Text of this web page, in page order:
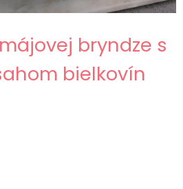
bryndze s
bielkovín